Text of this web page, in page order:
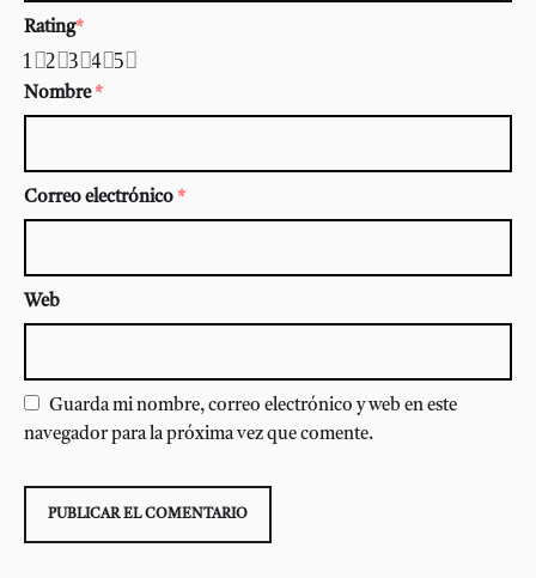
Rating*
5
4
3
2
1
Nombre *
Correo electrónico *
Web
Guarda mi nombre, correo electrónico y web en este
navegador para la próxima vez que comente.